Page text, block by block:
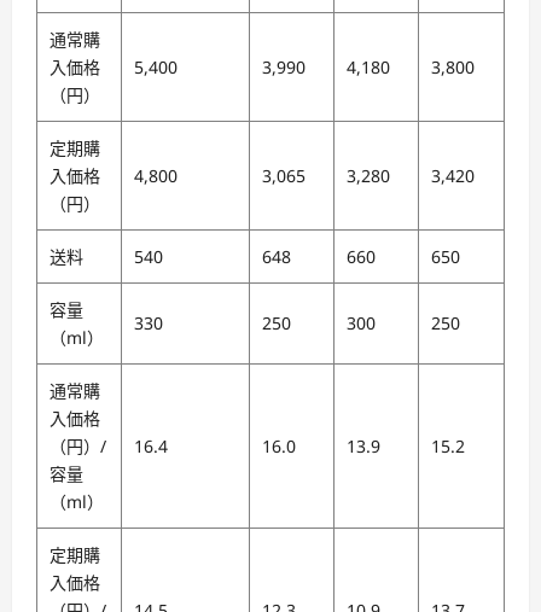
通常購
入価格
（円）
5,400 3,990 4,180 3,800
定期購
入価格
（円）
4,800 3,065 3,280 3,420
送料 540 648 660 650
容量
（ml）
330 250 300 250
通常購
入価格
（円）/
容量
（ml）
16.4 16.0 13.9 15.2
定期購
入価格